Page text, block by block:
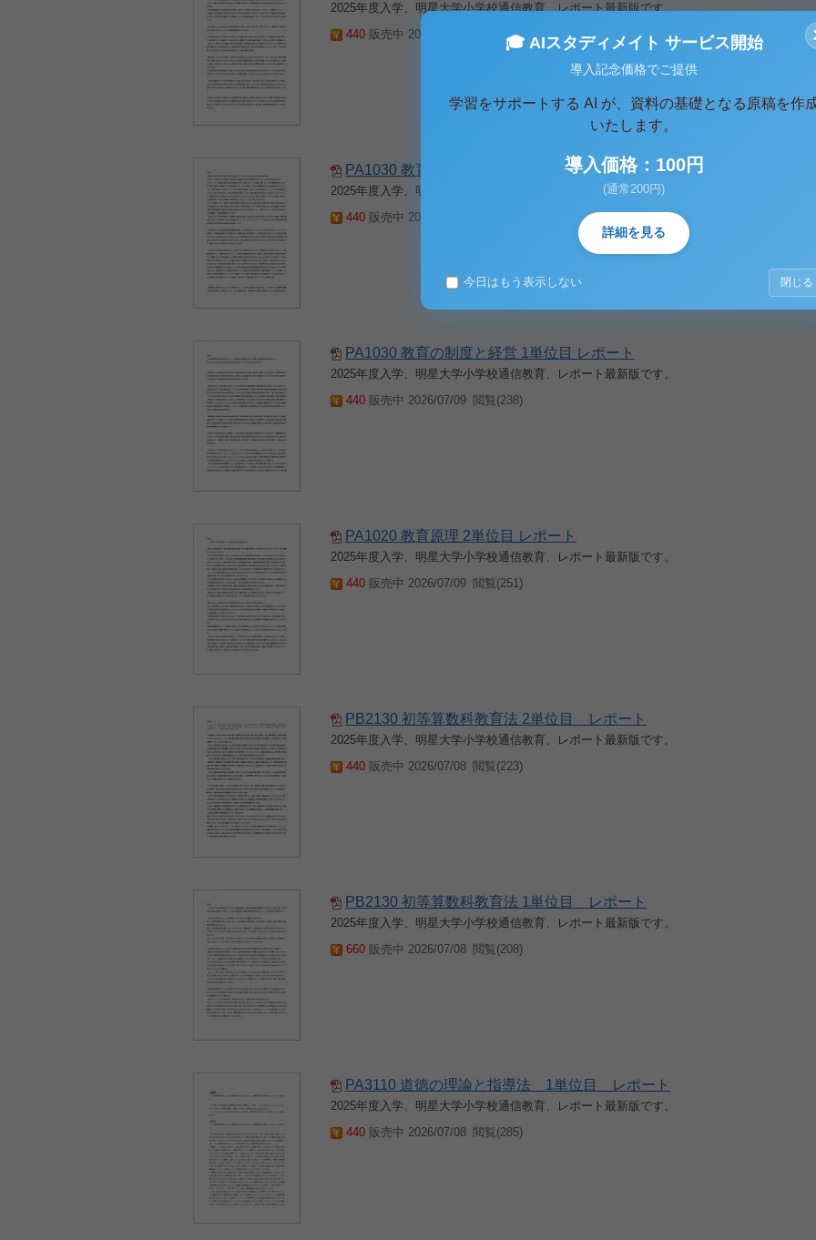
2025年度入学、明星大学小学校通信教育、レポート最新版です。
440 販売中 2026/07/09 閲覧(228)
PA1030 教育の制度と経営 2単位目 レポート
2025年度入学、明星大学小学校通信教育、レポート最新版です。
440 販売中 2026/07/09
PA1030 教育の制度と経営 1単位目 レポート
2025年度入学、明星大学小学校通信教育、レポート最新版です。
440 販売中 2026/07/09 閲覧(238)
PA1020 教育原理 2単位目 レポート
2025年度入学、明星大学小学校通信教育、レポート最新版です。
440 販売中 2026/07/09 閲覧(251)
PB2130 初等算数科教育法 2単位目 レポート
2025年度入学、明星大学小学校通信教育、レポート最新版です。
440 販売中 2026/07/08 閲覧(223)
PB2130 初等算数科教育法 1単位目 レポート
2025年度入学、明星大学小学校通信教育、レポート最新版です。
660 販売中 2026/07/08 閲覧(208)
PA3110 道徳の理論と指導法 1単位目 レポート
2025年度入学、明星大学小学校通信教育、レポート最新版です。
440 販売中 2026/07/08 閲覧(285)
🎓 AIスタディメイト サービス開始
導入記念価格でご提供
学習をサポートする AI が、資料の基礎となる原稿を作
いたします。
導入価格：100円
(通常200円)
詳細を見る
今日はもう表示しない 閉じる